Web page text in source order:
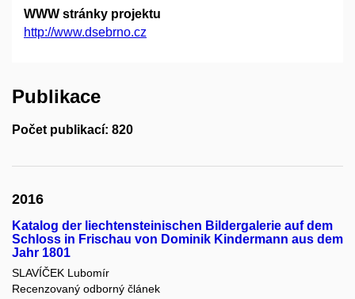
WWW stránky projektu
http://www.dsebrno.cz
Publikace
Počet publikací: 820
2016
Katalog der liechtensteinischen Bildergalerie auf dem
Schloss in Frischau von Dominik Kindermann aus dem
Jahr 1801
SLAVÍČEK Lubomír
Recenzovaný odborný článek